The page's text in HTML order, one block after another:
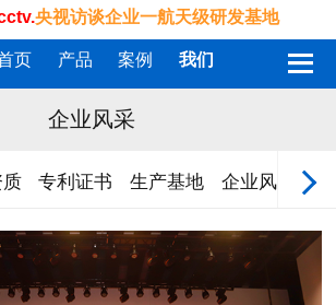
央视访谈企业一航天级研发基地
页 产品 案例 我们
企业风采
专利证书 生产基地 企业风采 质